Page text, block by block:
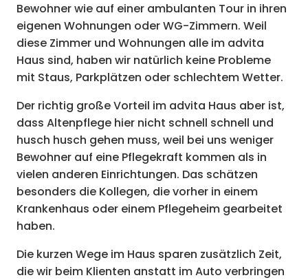
Bewohner wie auf einer ambulanten Tour in ihren
eigenen Wohnungen oder WG-Zimmern. Weil
diese Zimmer und Wohnungen alle im advita
Haus sind, haben wir natürlich keine Probleme
mit Staus, Parkplätzen oder schlechtem Wetter.
Der richtig große Vorteil im advita Haus aber ist,
dass Altenpflege hier nicht schnell schnell und
husch husch gehen muss, weil bei uns weniger
Bewohner auf eine Pflegekraft kommen als in
vielen anderen Einrichtungen. Das schätzen
besonders die Kollegen, die vorher in einem
Krankenhaus oder einem Pflegeheim gearbeitet
haben.
Die kurzen Wege im Haus sparen zusätzlich Zeit,
die wir beim Klienten anstatt im Auto verbringen